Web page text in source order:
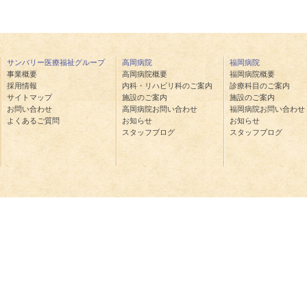
サンバリー医療福祉グループ
事業概要
採用情報
サイトマップ
お問い合わせ
よくあるご質問
高岡病院
高岡病院概要
内科・リハビリ科のご案内
施設のご案内
高岡病院お問い合わせ
お知らせ
スタッフブログ
福岡病院
福岡病院概要
診療科目のご案内
施設のご案内
福岡病院お問い合わせ
お知らせ
スタッフブログ